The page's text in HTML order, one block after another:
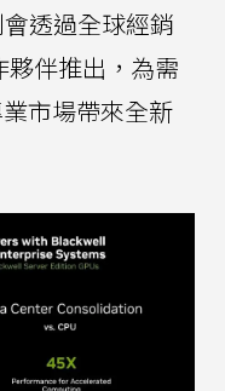
會透過全球經銷
夥伴推出，為需
市場帶來全新